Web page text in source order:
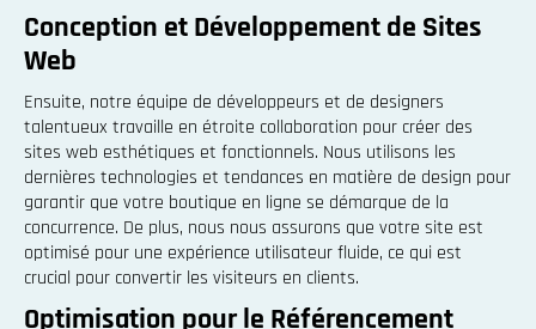
Conception et Développement de Sites
Web
Ensuite, notre équipe de développeurs et de designers
talentueux travaille en étroite collaboration pour créer des
sites web esthétiques et fonctionnels. Nous utilisons les
dernières technologies et tendances en matière de design pour
garantir que votre boutique en ligne se démarque de la
concurrence. De plus, nous nous assurons que votre site est
optimisé pour une expérience utilisateur fluide, ce qui est
crucial pour convertir les visiteurs en clients.
Optimisation pour le Référencement